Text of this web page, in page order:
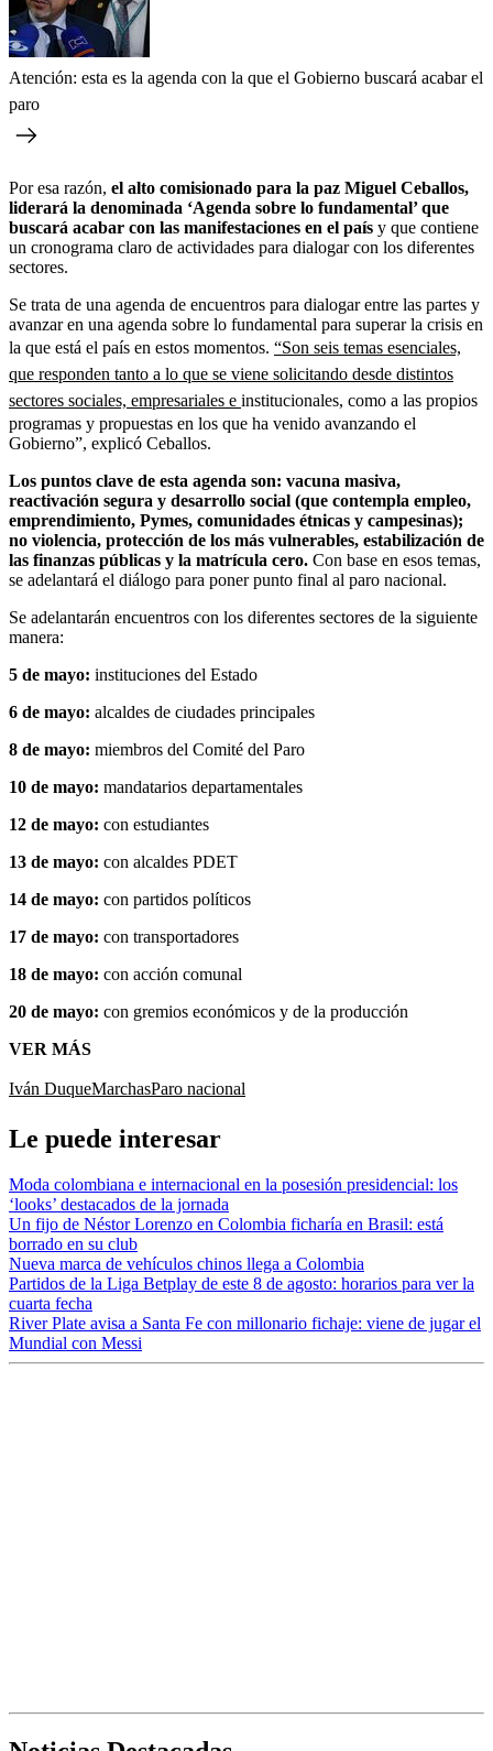
Atención: esta es la agenda con la que el Gobierno buscará acabar el
paro
Por esa razón, el alto comisionado para la paz Miguel Ceballos,
liderará la denominada ‘Agenda sobre lo fundamental’ que
buscará acabar con las manifestaciones en el país y que contiene
un cronograma claro de actividades para dialogar con los diferentes
sectores.
Se trata de una agenda de encuentros para dialogar entre las partes y
avanzar en una agenda sobre lo fundamental para superar la crisis en
la que está el país en estos momentos. “Son seis temas esenciales,
que responden tanto a lo que se viene solicitando desde distintos
sectores sociales, empresariales e institucionales, como a las propios
programas y propuestas en los que ha venido avanzando el
Gobierno”, explicó Ceballos.
Los puntos clave de esta agenda son: vacuna masiva,
reactivación segura y desarrollo social (que contempla empleo,
emprendimiento, Pymes, comunidades étnicas y campesinas);
no violencia, protección de los más vulnerables, estabilización de
las finanzas públicas y la matrícula cero. Con base en esos temas,
se adelantará el diálogo para poner punto final al paro nacional.
Se adelantarán encuentros con los diferentes sectores de la siguiente
manera:
5 de mayo: instituciones del Estado
6 de mayo: alcaldes de ciudades principales
8 de mayo: miembros del Comité del Paro
10 de mayo: mandatarios departamentales
12 de mayo: con estudiantes
13 de mayo: con alcaldes PDET
14 de mayo: con partidos políticos
17 de mayo: con transportadores
18 de mayo: con acción comunal
20 de mayo: con gremios económicos y de la producción
VER MÁS
Iván DuqueMarchasParo nacional
Le puede interesar
Moda colombiana e internacional en la posesión presidencial: los
‘looks’ destacados de la jornada
Un fijo de Néstor Lorenzo en Colombia ficharía en Brasil: está
borrado en su club
Nueva marca de vehículos chinos llega a Colombia
Partidos de la Liga Betplay de este 8 de agosto: horarios para ver la
cuarta fecha
River Plate avisa a Santa Fe con millonario fichaje: viene de jugar el
Mundial con Messi